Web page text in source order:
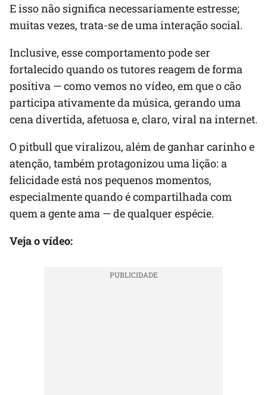
E isso não significa necessariamente estresse;
muitas vezes, trata-se de uma interação social.
Inclusive, esse comportamento pode ser
fortalecido quando os tutores reagem de forma
positiva — como vemos no vídeo, em que o cão
participa ativamente da música, gerando uma
cena divertida, afetuosa e, claro, viral na internet.
O pitbull que viralizou, além de ganhar carinho e
atenção, também protagonizou uma lição: a
felicidade está nos pequenos momentos,
especialmente quando é compartilhada com
quem a gente ama — de qualquer espécie.
Veja o vídeo: